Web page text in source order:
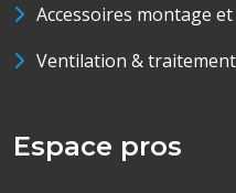
Accessoires montage
Ventilation & traitement
Espace pros